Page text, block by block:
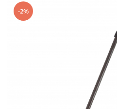
Aparate de sudura in Puncte
Aparate de taiere cu Plasma
Aparate de tras tabla-tinichigerie
-2%